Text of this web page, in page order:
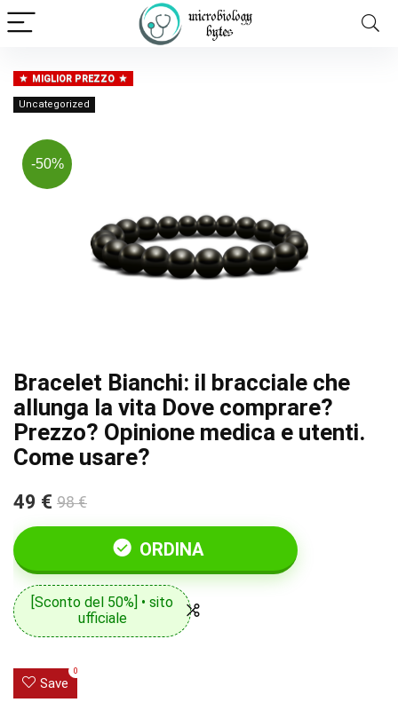
MIGLIOR PREZZO
Uncategorized
-50%
Bracelet Bianchi: il bracciale che
allunga la vita Dove comprare?
Prezzo? Opinione medica e utenti.
Come usare?
49 € 98 €
ORDINA
[Sconto del 50%] • sito
ufficiale
Save
0